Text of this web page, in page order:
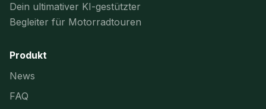
Dein ultimativer KI-gestützter
Begleiter für Motorradtouren
Produkt
News
FAQ